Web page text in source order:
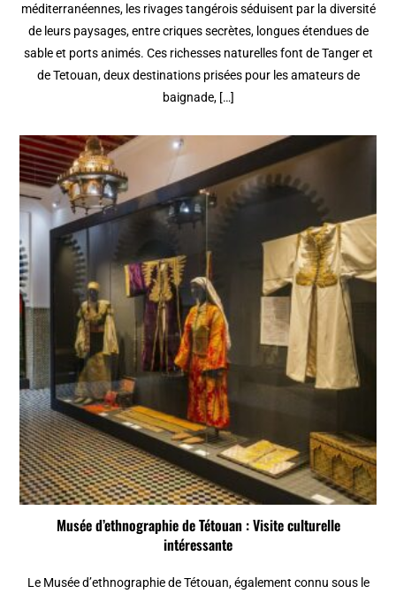
méditerranéennes, les rivages tangérois séduisent par la diversité
de leurs paysages, entre criques secrètes, longues étendues de
sable et ports animés. Ces richesses naturelles font de Tanger et
de Tetouan, deux destinations prisées pour les amateurs de
baignade, […]
Musée d’ethnographie de Tétouan : Visite culturelle
intéressante
Le Musée d’ethnographie de Tétouan, également connu sous le